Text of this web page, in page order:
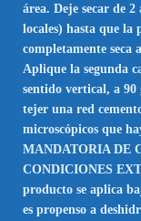
área. Deje secar de
locales) hasta que la
completamente
Aplique la segunda
sentido vertical, a
tejer una red
microscópicos que
MANDATORIA DE
CONDICIONES
producto se aplica
es propenso a